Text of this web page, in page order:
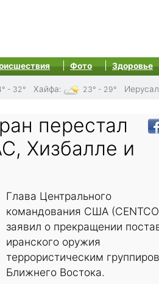
Фото Здоровье
- 32° Хайфа: 23° - 29°
перестал
Хизбалле и
Глава Центрального
командования США
заявил о прекращении
иранского оружия
террористическим
Ближнего Востока.